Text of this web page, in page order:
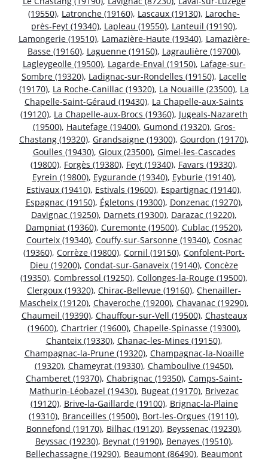
(19550), Latronche (19160), Lascaux (19130), Laroche-
près-Feyt (19340), Lapleau (19550), Lanteuil (19190),
Lamongerie (19510), Lamazière-Haute (19340), Lamazière-
Basse (19160), Laguenne (19150), Lagraulière (19700),
Lagleygeolle (19500), Lagarde-Enval (19150), Lafage-sur-
Sombre (19320), Ladignac-sur-Rondelles (19150), Lacelle
(19170), La Roche-Canillac (19320), La Nouaille (23500), La
Chapelle-Saint-Géraud (19430), La Chapelle-aux-Saints
(19120), La Chapelle-aux-Brocs (19360), Jugeals-Nazareth
(19500), Hautefage (19400), Gumond (19320), Gros-
Chastang (19320), Grandsaigne (19300), Gourdon (19170),
Goulles (19430), Gioux (23500), Gimel-les-Cascades
(19800), Forgès (19380), Feyt (19340), Favars (19330),
Eyrein (19800), Eygurande (19340), Eyburie (19140),
Estivaux (19410), Estivals (19600), Espartignac (19140),
Espagnac (19150), Égletons (19300), Donzenac (19270),
Davignac (19250), Darnets (19300), Darazac (19220),
Dampniat (19360), Curemonte (19500), Cublac (19520),
Courteix (19340), Couffy-sur-Sarsonne (19340), Cosnac
(19360), Corrèze (19800), Cornil (19150), Confolent-Port-
Dieu (19200), Condat-sur-Ganaveix (19140), Concèze
(19350), Combressol (19250), Collonges-la-Rouge (19500),
Clergoux (19320), Chirac-Bellevue (19160), Chenailler-
Mascheix (19120), Chaveroche (19200), Chavanac (19290),
Chaumeil (19390), Chauffour-sur-Vell (19500), Chasteaux
(19600), Chartrier (19600), Chapelle-Spinasse (19300),
Chanteix (19330), Chanac-les-Mines (19150),
Champagnac-la-Prune (19320), Champagnac-la-Noaille
(19320), Chameyrat (19330), Chamboulive (19450),
Chamberet (19370), Chabrignac (19350), Camps-Saint-
Mathurin-Léobazel (19430), Bugeat (19170), Brivezac
(19120), Brive-la-Gaillarde (19100), Brignac-la-Plaine
(19310), Branceilles (19500), Bort-les-Orgues (19110),
Bonnefond (19170), Bilhac (19120), Beyssenac (19230),
Beyssac (19230), Beynat (19190), Benayes (19510),
Bellechassagne (19290), Beaumont (86490), Beaumont